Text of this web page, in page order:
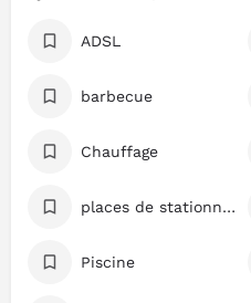
ADSL
barbecue
Chauffage
places de stationnement
Piscine